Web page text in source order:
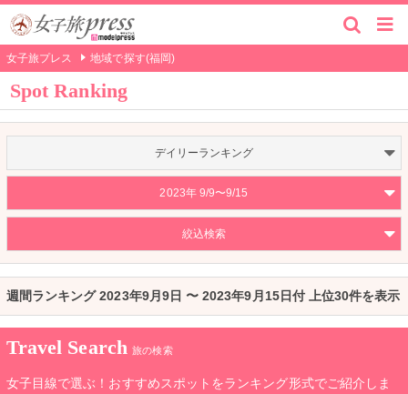
女子旅プレス 地域で探す(福岡)
Spot Ranking
デイリーランキング
2023年 9/9〜9/15
絞込検索
週間ランキング 2023年9月9日 〜 2023年9月15日付 上位30件を表示
Travel Search 旅の検索
女子目線で選ぶ！おすすめスポットをランキング形式でご紹介しま